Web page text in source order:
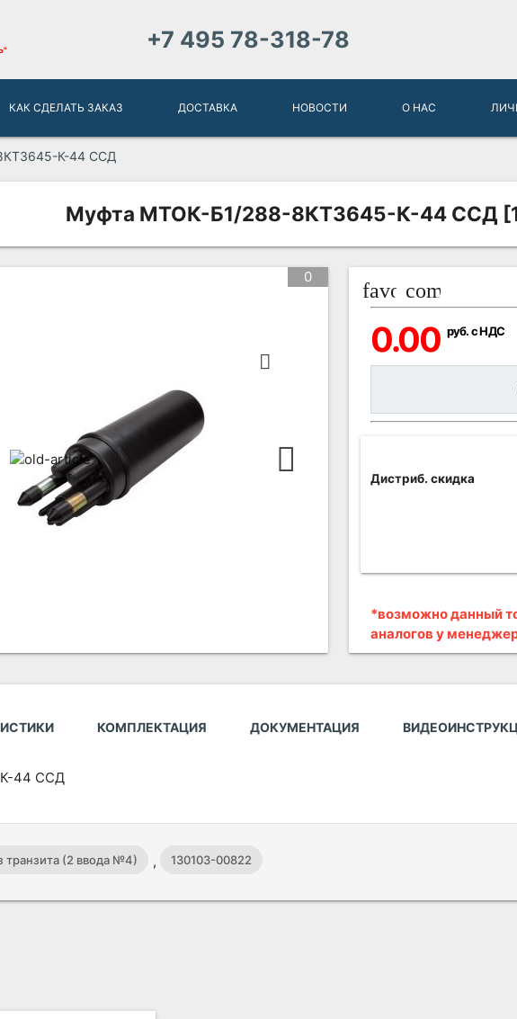
+7 495 78-318-78
КАК СДЕЛАТЬ ЗАКАЗ ДОСТАВКА НОВОСТИ О НАС
К-44 ССД
Муфта МТОК-Б1/288-8КТ3645-К-44 ССД
0
favorite_border
0.00 руб. с НДС
Дистриб. скидка
*возможно данный
аналогов у
КОМПЛЕКТАЦИЯ ДОКУМЕНТАЦИЯ
44 ССД
(2 ввода №4) , 130103-00822